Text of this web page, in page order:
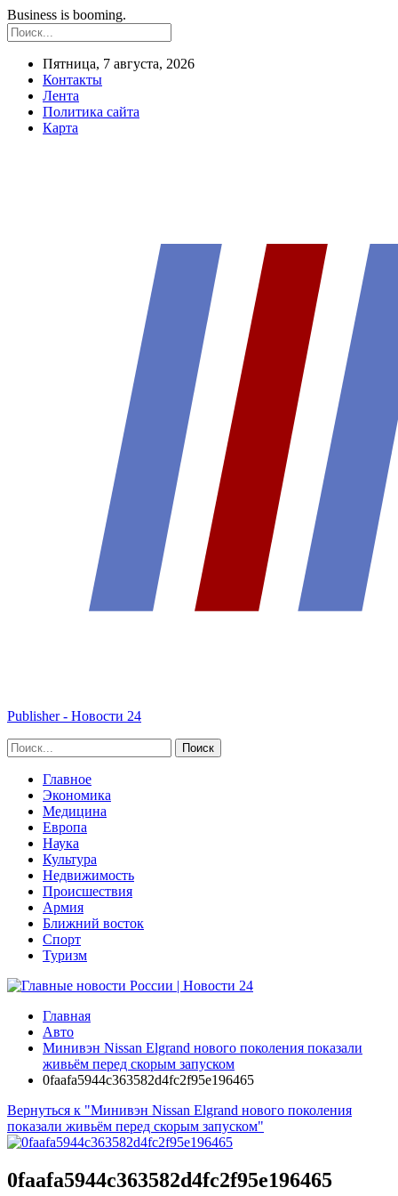
Business is booming.
Пятница, 7 августа, 2026
Контакты
Лента
Политика сайта
Карта
Publisher - Новости 24
Главное
Экономика
Медицина
Европа
Наука
Культура
Недвижимость
Происшествия
Армия
Ближний восток
Спорт
Туризм
Главная
Авто
Минивэн Nissan Elgrand нового поколения показали
живьём перед скорым запуском
0faafa5944c363582d4fc2f95e196465
Вернуться к "Минивэн Nissan Elgrand нового поколения
показали живьём перед скорым запуском"
0faafa5944c363582d4fc2f95e196465